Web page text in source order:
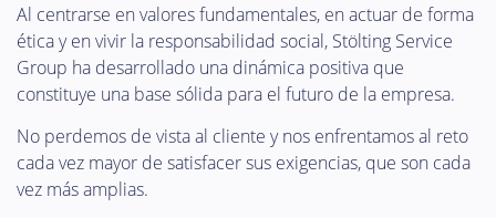
Al centrarse en valores fundamentales, en actuar de forma
ética y en vivir la responsabilidad social, Stölting Service
Group ha desarrollado una dinámica positiva que
constituye una base sólida para el futuro de la empresa.
No perdemos de vista al cliente y nos enfrentamos al reto
cada vez mayor de satisfacer sus exigencias, que son cada
vez más amplias.